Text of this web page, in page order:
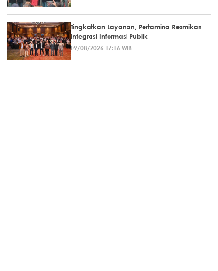
Tingkatkan Layanan, Pertamina Resmikan
Integrasi Informasi Publik
09/08/2026 17:16 WIB